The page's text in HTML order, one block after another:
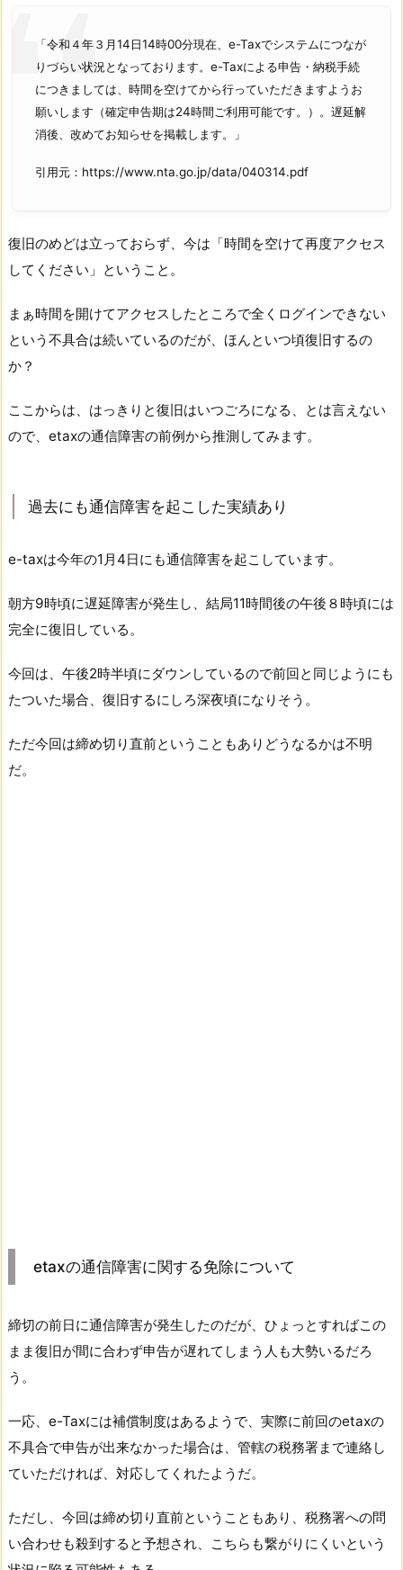
「令和４年３月14日14時00分現在、e-Taxでシステムにつなが
りづらい状況となっております。e-Taxによる申告・納税手続
につきましては、時間を空けてから行っていただきますようお
願いします（確定申告期は24時間ご利用可能です。）。遅延解
消後、改めてお知らせを掲載します。」
引用元：https://www.nta.go.jp/data/040314.pdf
復旧のめどは立っておらず、今は「時間を空けて再度アクセス
してください」ということ。
まぁ時間を開けてアクセスしたところで全くログインできない
という不具合は続いているのだが、ほんといつ頃復旧するの
か？
ここからは、はっきりと復旧はいつごろになる、とは言えない
ので、etaxの通信障害の前例から推測してみます。
過去にも通信障害を起こした実績あり
e-taxは今年の1月4日にも通信障害を起こしています。
朝方9時頃に遅延障害が発生し、結局11時間後の午後８時頃には
完全に復旧している。
今回は、午後2時半頃にダウンしているので前回と同じようにも
たついた場合、復旧するにしろ深夜頃になりそう。
ただ今回は締め切り直前ということもありどうなるかは不明
だ。
etaxの通信障害に関する免除について
締切の前日に通信障害が発生したのだが、ひょっとすればこの
まま復旧が間に合わず申告が遅れてしまう人も大勢いるだろ
う。
一応、e-Taxには補償制度はあるようで、実際に前回のetaxの
不具合で申告が出来なかった場合は、管轄の税務署まで連絡し
ていただければ、対応してくれたようだ。
ただし、今回は締め切り直前ということもあり、税務署への問
い合わせも殺到すると予想され、こちらも繋がりにくいという